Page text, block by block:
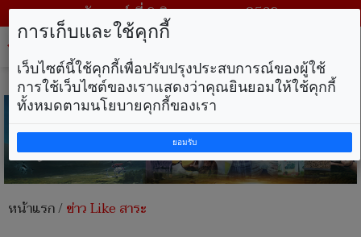
วันเสาร์ ที่ 8 สิงหาคม พ.ศ. 2569
หน้าแรก/ข่าว Like สาระ
การเก็บและใช้คุกกี้
เว็บไซต์นี้ใช้คุกกี้เพื่อปรับปรุงประสบการณ์ของผู้ใช้
การใช้เว็บไซต์ของเราแสดงว่าคุณยินยอมให้ใช้คุกกี้
ทั้งหมดตามนโยบายคุกกี้ของเรา
ยอมรับ